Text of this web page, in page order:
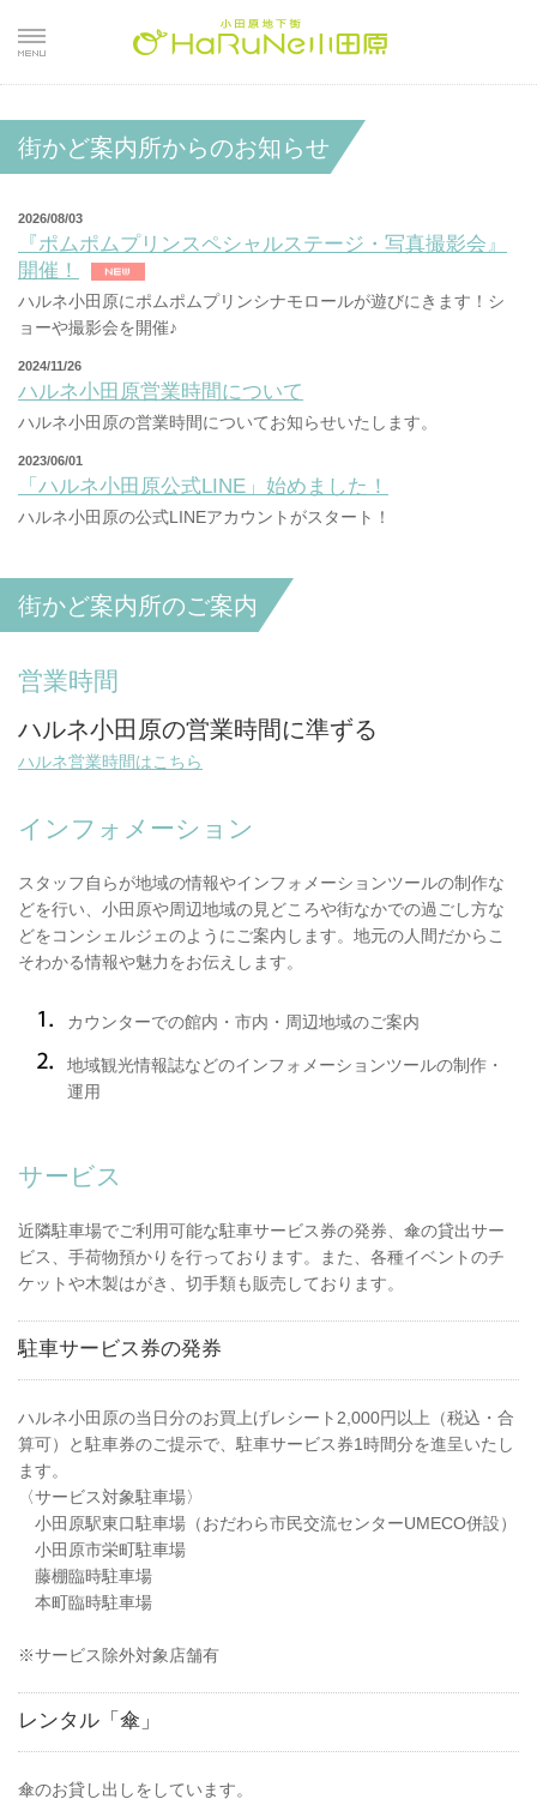
街かど案内所からのお知らせ
2026/08/03
『ポムポムプリンスペシャルステージ・写真撮影会』
開催！
ハルネ小田原にポムポムプリンシナモロールが遊びにきます！シ
ョーや撮影会を開催♪
2024/11/26
ハルネ小田原営業時間について
ハルネ小田原の営業時間についてお知らせいたします。
2023/06/01
「ハルネ小田原公式LINE」始めました！
ハルネ小田原の公式LINEアカウントがスタート！
街かど案内所のご案内
営業時間
ハルネ小田原の営業時間に準ずる
ハルネ営業時間はこちら
インフォメーション
スタッフ自らが地域の情報やインフォメーションツールの制作な
どを行い、小田原や周辺地域の見どころや街なかでの過ごし方な
どをコンシェルジェのようにご案内します。地元の人間だからこ
そわかる情報や魅力をお伝えします。
カウンターでの館内・市内・周辺地域のご案内
地域観光情報誌などのインフォメーションツールの制作・
運用
サービス
近隣駐車場でご利用可能な駐車サービス券の発券、傘の貸出サー
ビス、手荷物預かりを行っております。また、各種イベントのチ
ケットや木製はがき、切手類も販売しております。
駐車サービス券の発券
ハルネ小田原の当日分のお買上げレシート2,000円以上（税込・合
算可）と駐車券のご提示で、駐車サービス券1時間分を進呈いたし
ます。
〈サービス対象駐車場〉
小田原駅東口駐車場（おだわら市民交流センターUMECO併設）
小田原市栄町駐車場
藤棚臨時駐車場
本町臨時駐車場
※サービス除外対象店舗有
レンタル「傘」
傘のお貸し出しをしています。